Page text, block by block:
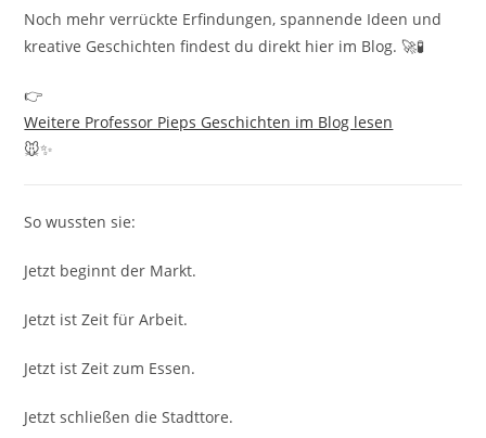
Noch mehr verrückte Erfindungen, spannende Ideen und
kreative Geschichten findest du direkt hier im Blog. 🚀🧪
👉
Weitere Professor Pieps Geschichten im Blog lesen
🐭✨
So wussten sie:
Jetzt beginnt der Markt.
Jetzt ist Zeit für Arbeit.
Jetzt ist Zeit zum Essen.
Jetzt schließen die Stadttore.